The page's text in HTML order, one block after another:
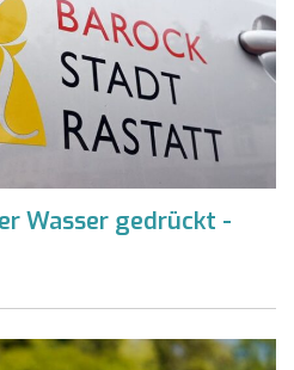
Wasser gedrückt -